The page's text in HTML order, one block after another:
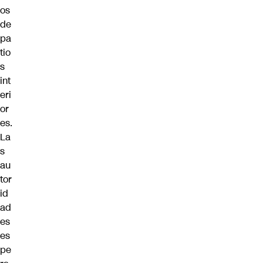
os
de
pa
tio
s
int
eri
or
es.
La
s
au
tor
id
ad
es
es
pe